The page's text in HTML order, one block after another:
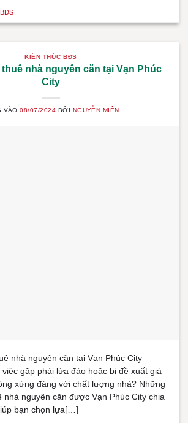
KIẾN THỨC BĐS
nhà nguyên căn tại Vạn Phúc
City
VÀO08/07/2024 BỞI NGUYỄN MIÊN
nhà nguyên căn tại Vạn Phúc City
gặp phải lừa đảo hoặc bị đề xuất giá
xứng đáng với chất lượng nhà? Những
nhà nguyên căn được Vạn Phúc City chia
bạn chọn lựa[…]